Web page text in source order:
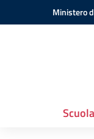
Vai ai contenuti
Vai al menu diMinistero
Scuola